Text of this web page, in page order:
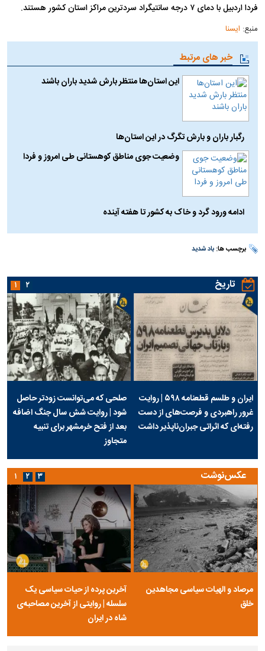
فردا اردبیل با دمای ۷ درجه سانتیگراد سردترین مراکز استان کشور هستند.
منبع: ایسنا
خبر های مرتبط
این استان‌ها منتظر بارش شدید باران باشند
رگبار باران و بارش تگرگ در این استان‌ها
وضعیت جوی مناطق کوهستانی طی امروز و فردا
ادامه ورود گرد و خاک به کشور تا هفته آینده
برچسب ها:باد شدید
تاریخ
ایران و طلسم قطعنامه ۵۹۸ | روایت
غرور راهبردی و فرصت‌های از دست
رفته‌ای که اثراتی جبران‌ناپذیر داشت
صلحی که می‌توانست زودتر حاصل
شود | روایت شش سال جنگ اضافه
بعد از فتح خرمشهر برای تنبیه
متجاوز
۱ ۲
عکس‌نوشت
مرصاد و الهیات سیاسی مجاهدین
خلق
آخرین پرده از حیات سیاسی یک
سلسله | روایتی از آخرین مصاحبه‌ی
شاه در ایران
۱ ۲ ۳